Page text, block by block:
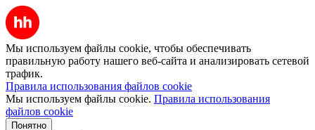
Мы используем файлы cookie, чтобы обеспечивать
правильную работу нашего веб-сайта и анализировать сетевой
трафик.
Правила использования файлов cookie
Мы используем файлы cookie. Правила использования
файлов cookie
Понятно